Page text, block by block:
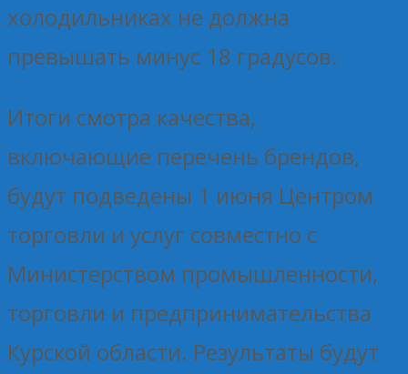
холодильниках не должна
превышать минус 18 градусов.
Итоги смотра качества,
включающие перечень брендов,
будут подведены 1 июня Центром
торговли и услуг совместно с
Министерством промышленности,
торговли и предпринимательства
Курской области. Результаты будут